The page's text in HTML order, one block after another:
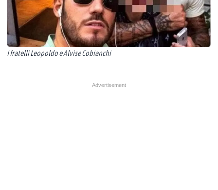
I fratelli Leopoldo e Alvise Cobianchi